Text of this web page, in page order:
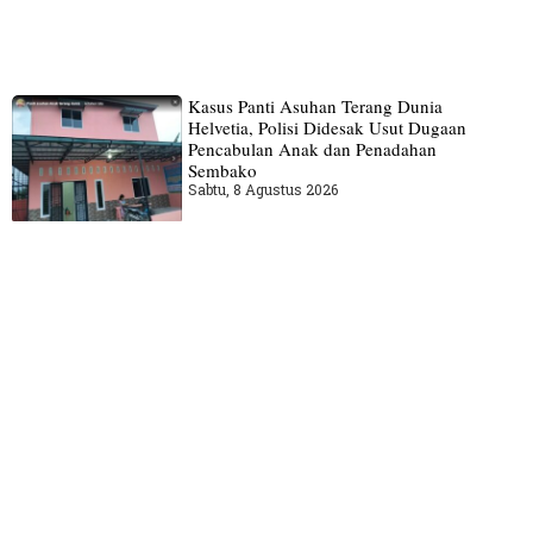
Kasus Panti Asuhan Terang Dunia
Helvetia, Polisi Didesak Usut Dugaan
Pencabulan Anak dan Penadahan
Sembako
Sabtu, 8 Agustus 2026